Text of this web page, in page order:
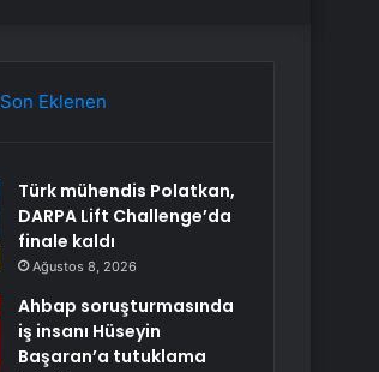
Son Eklenen
Türk mühendis Polatkan,
DARPA Lift Challenge’da
finale kaldı
Ağustos 8, 2026
Ahbap soruşturmasında
iş insanı Hüseyin
Başaran’a tutuklama